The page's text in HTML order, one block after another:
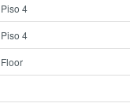
Piso 4
Piso 4
Floor